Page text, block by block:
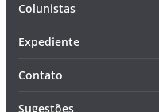
Colunistas
Expediente
Contato
Sugestões